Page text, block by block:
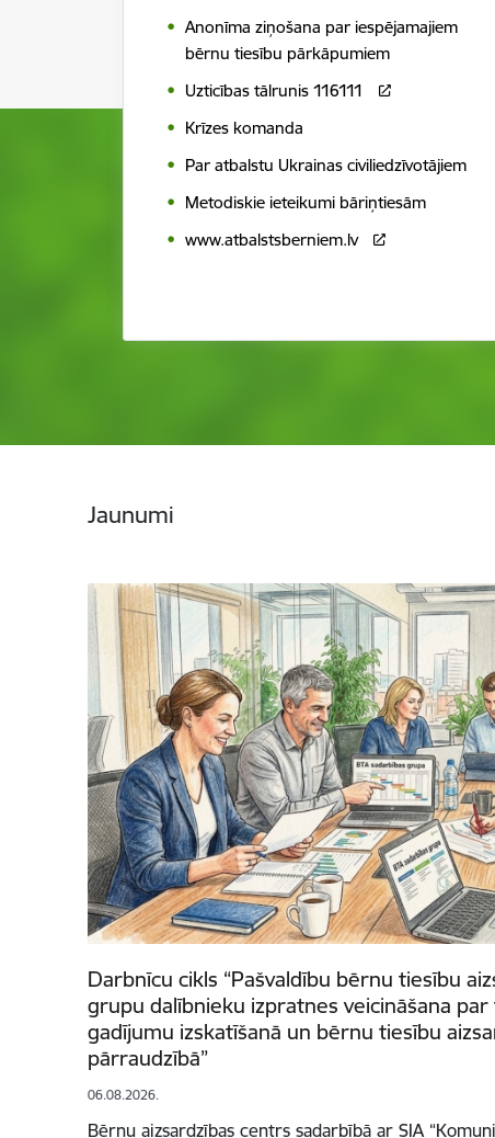
Anonīma ziņošana par iespējamajiem
bērnu tiesību pārkāpumiem
Uzticības tālrunis 116111
Krīzes komanda
Par atbalstu Ukrainas civiliedzīvotājiem
Metodiskie ieteikumi bāriņtiesām
www.atbalstsberniem.lv
Jaunumi
Darbnīcu cikls “Pašvaldību bērnu tiesību
grupu dalībnieku izpratnes veicināšana
gadījumu izskatīšanā un bērnu tiesību
pārraudzībā”
06.08.2026.
Bērnu aizsardzības centrs sadarbībā ar SIA